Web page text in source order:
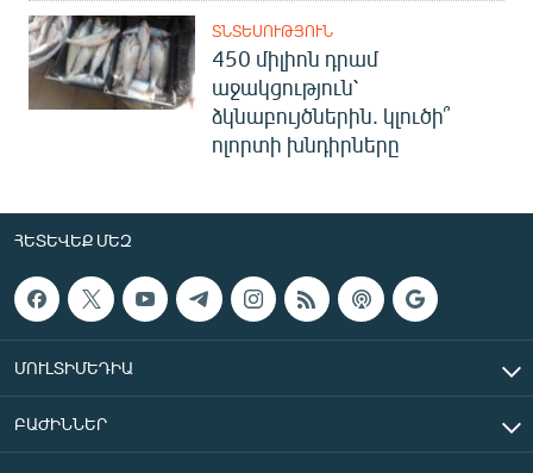
ՏՆՏԵՍՈՒԹՅՈՒՆ
450 միլիոն դրամ
աջակցություն՝
ձկնաբույծներին. կլուծի՞
ոլորտի խնդիրները
ՀԵՏԵՎԵՔ ՄԵԶ
ՄՈՒԼՏԻՄԵԴԻԱ
ԲԱԺԻՆՆԵՐ